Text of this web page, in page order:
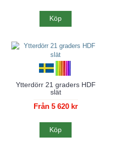
Köp
Ytterdörr 21 graders HDF
slät
Från 5 620 kr
Köp